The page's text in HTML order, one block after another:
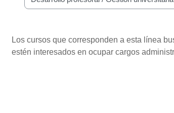
Categorías
Los cursos que corresponden a esta línea
estén interesados en ocupar cargos